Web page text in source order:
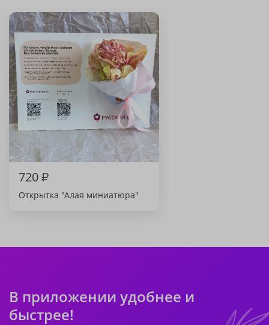
720₽
Открытка "Алая миниатюра"
В приложении удобнее и
быстрее!